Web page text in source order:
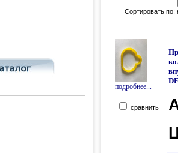
Сортировать
подробнее...
сравнить